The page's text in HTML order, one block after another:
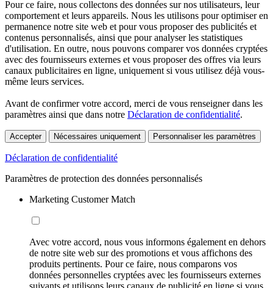
Pour ce faire, nous collectons des données sur nos utilisateurs, leur
comportement et leurs appareils. Nous les utilisons pour optimiser en
permanence notre site web et pour vous proposer des publicités et
contenus personnalisés, ainsi que pour analyser les statistiques
d'utilisation. En outre, nous pouvons comparer vos données cryptées
avec des fournisseurs externes et vous proposer des offres via leurs
canaux publicitaires en ligne, uniquement si vous utilisez déjà vous-
même leurs services.
Avant de confirmer votre accord, merci de vous renseigner dans les
paramètres ainsi que dans notre Déclaration de confidentialité.
Accepter Nécessaires uniquement Personnaliser les paramètres
Déclaration de confidentialité
Paramètres de protection des données personnalisés
Marketing Customer Match
Avec votre accord, nous vous informons également en dehors
de notre site web sur des promotions et vous affichons des
produits pertinents. Pour ce faire, nous comparons vos
données personnelles cryptées avec les fournisseurs externes